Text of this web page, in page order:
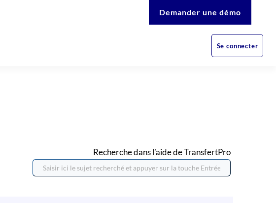
Demander une démo
Se connecter
Recherche dans l’aide de TransfertPro